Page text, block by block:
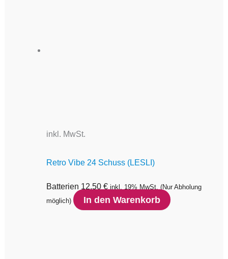
inkl. MwSt.
Retro Vibe 24 Schuss (LESLI)
Batterien 12,50 € inkl. 19% MwSt. (Nur Abholung
möglich)
In den Warenkorb